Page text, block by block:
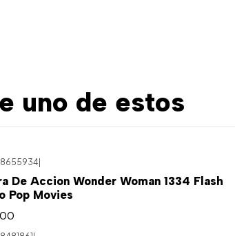
uno de estos
De Accion Wonder Woman 1334 Flash
Pop Movies